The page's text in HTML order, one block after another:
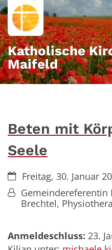
Zum Inhalt springen
Katholische
Maifeld
Beten mit
Seele
Datum:Freitag, 30. Januar
Von:
Brechtel,
Anmeldeschluss: 23.